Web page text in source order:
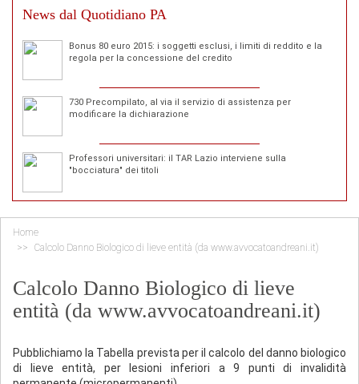
News dal Quotidiano PA
Bonus 80 euro 2015: i soggetti esclusi, i limiti di reddito e la
regola per la concessione del credito
730 Precompilato, al via il servizio di assistenza per
modificare la dichiarazione
Professori universitari: il TAR Lazio interviene sulla
"bocciatura" dei titoli
Home
Calcolo Danno Biologico di lieve entità (da www.avvocatoandreani.it)
Calcolo Danno Biologico di lieve
entità (da www.avvocatoandreani.it)
Pubblichiamo la Tabella prevista per il calcolo del danno biologico
di lieve entità, per lesioni inferiori a 9 punti di invalidità